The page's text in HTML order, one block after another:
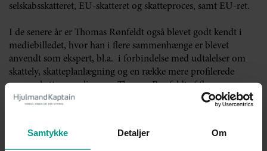
Samtykke Detaljer Om
selskabsskatteret, EU-skatteret og skatteproces, samt EU-ret.
I de senere år er Thomas Rønfeldt også blevet godt kendt i
mediebilledet, hvor han i flere sammenhænge er blevet
anvendt som ekspert, bl.a. i forbindelse med udtalelser om
skattely, skatteplanlægning og en række mere profilerede
personskattesager, ligesom Thomas Rønfeldt af flere
medier er blevet anvendt til at analysere dansk lovgivnings
HjulmandKaptain byder således velkommen til en stor